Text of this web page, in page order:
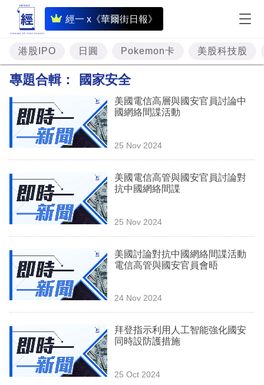
經一 x《華爾街日報》
即
時
財
經
投
資
理
業
科
技
場
生
港股IPO 日圓 Pokemon卡 美股科技股
專題合輯： 國家安全
美國電信高層與國安官員討論中
國網絡間諜活動
25 Nov 2024
美國電信高管與國安官員討論對
抗中國網絡間諜
25 Nov 2024
美國討論對抗中國網絡間諜活動
電信高管與國安官員會晤
24 Nov 2024
拜登指示利用人工智能強化國安
同時設防護措施
25 Oct 2024